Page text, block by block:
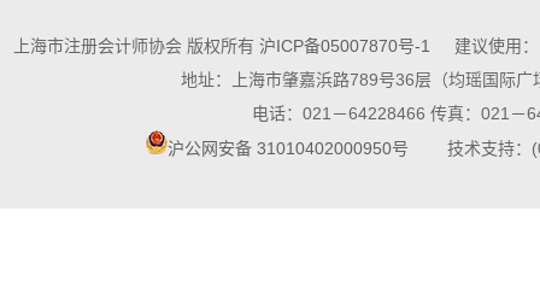
上海市注册会计师协会 版权所有 沪ICP备05007870号-1
建议使用：
地址：上海市肇嘉浜路789号36层（均瑶国际广
电话：021－64228466 传真：021－
沪公网安备 31010402000950号 技术支持：